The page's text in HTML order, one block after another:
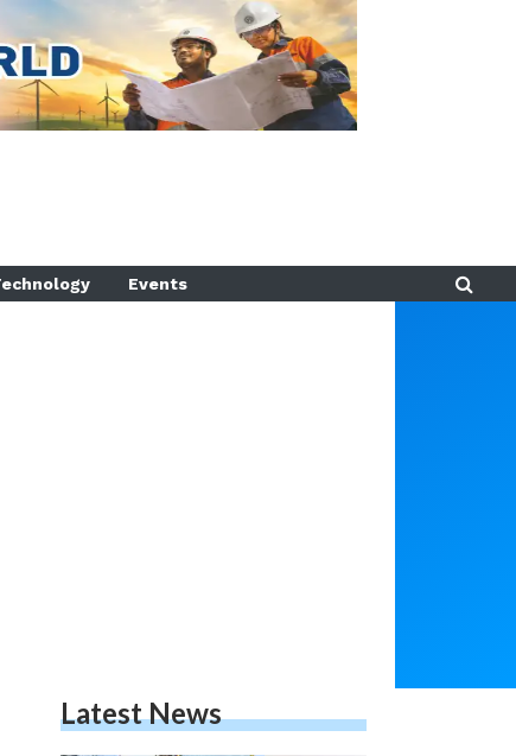
Events
Latest News